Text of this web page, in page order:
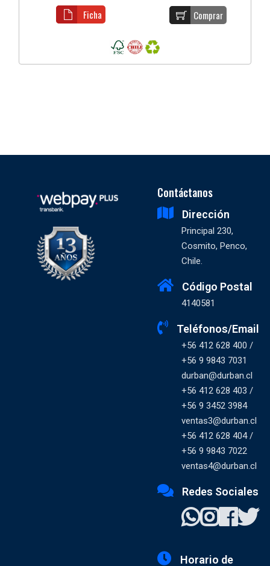
Comprar
Ficha
Contáctanos
Dirección
Principal 230,
Cosmito, Penco,
Chile.
Código Postal
4140581
Teléfonos/Email
+56 412 628 400 /
+56 9 9843 7031
durban@durban.cl
+56 412 628 403 /
+56 9 3452 3984
ventas3@durban.cl
+56 412 628 404 /
+56 9 9843 7022
ventas4@durban.cl
Redes Sociales
Horario de